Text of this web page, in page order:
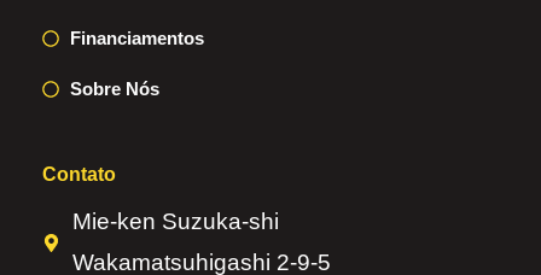
Financiamentos
Sobre Nós
Contato
Mie-ken Suzuka-shi
Wakamatsuhigashi 2-9-5